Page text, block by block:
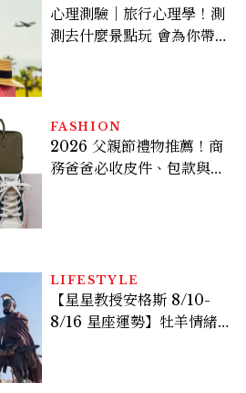
心理測驗｜旅行心理學！測
測去什麼景點玩 會為你帶來
FASHION
2026 父親節禮物推薦！商
務爸爸必收皮件、包款與鞋
LIFESTYLE
【星星教授安格斯 8/10-
8/16 星座運勢】牡羊情緒